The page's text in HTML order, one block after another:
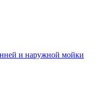
и наружной мойки